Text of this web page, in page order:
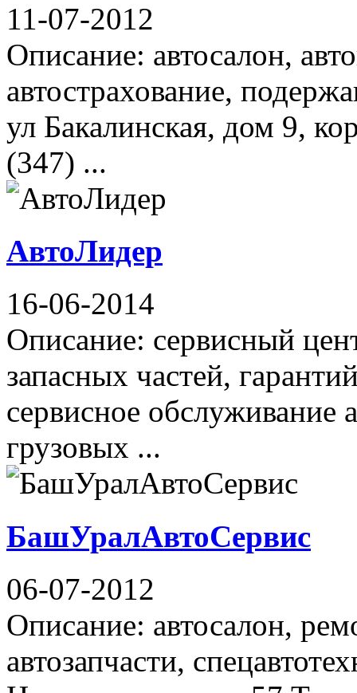
11-07-2012
Описание: автосалон,
автострахование,
ул Бакалинская, дом 9,
(347) ...
АвтоЛидер
16-06-2014
Описание: сервисный
запасных частей,
сервисное
грузовых ...
БашУралАвтоСервис
06-07-2012
Описание: автосалон,
автозапчасти,